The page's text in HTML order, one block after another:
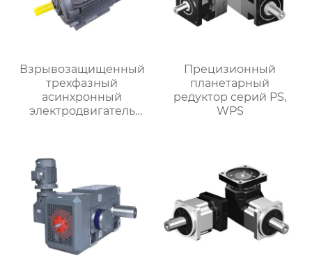
Взрывозащищенный
трехфазный
асинхронный
электродвигатель
Прецизионный
планетарный
редуктор серий PS,
WPS